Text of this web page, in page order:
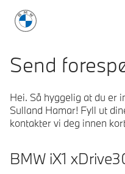
BMW Norge
Send
Hei. Så hyggelig at du er
Sulland Hamar! Fyll ut
kontakter vi deg innen
BMW iX1